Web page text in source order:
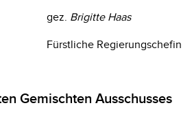
gez. Brigitte Haas
Fürstliche Regierungschefin
Gemischten Ausschusses